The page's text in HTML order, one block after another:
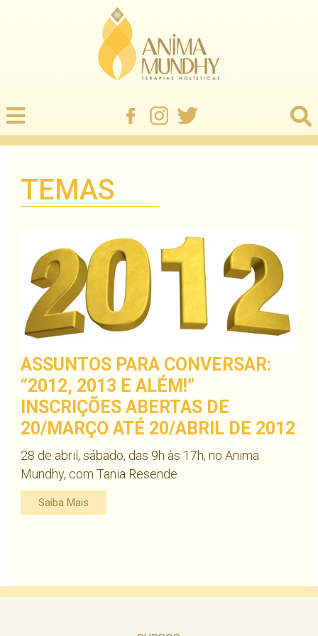
TEMAS
ASSUNTOS PARA CONVERSAR:
“2012, 2013 E ALÉM!”
INSCRIÇÕES ABERTAS DE
20/MARÇO ATÉ 20/ABRIL DE 2012
28 de abril, sábado, das 9h às 17h, no Anima
Mundhy, com Tania Resende
Saiba Mais